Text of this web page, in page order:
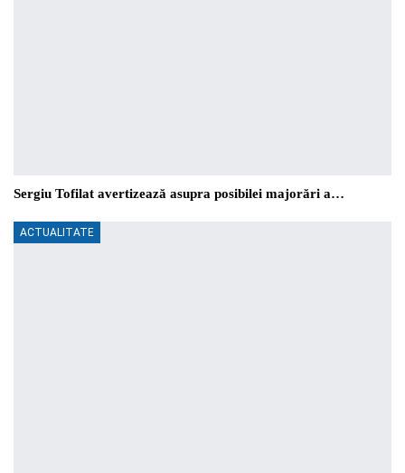
Sergiu Tofilat avertizează asupra posibilei majorări a…
ACTUALITATE